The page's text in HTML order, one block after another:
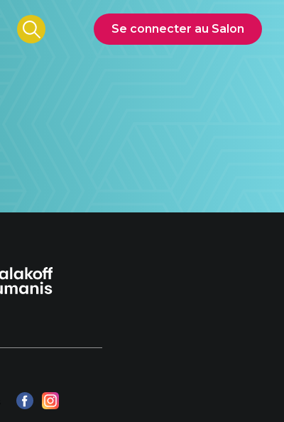
Se connecter au Salon